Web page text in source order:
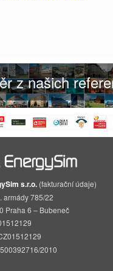
z našich
s.r.o. (fakturační údaje)
armády 785/22
Praha 6 – Bubeneč
2010